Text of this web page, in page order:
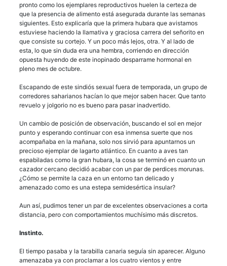
pronto como los ejemplares reproductivos huelen la certeza de
que la presencia de alimento está asegurada durante las semanas
siguientes. Esto explicaría que la primera hubara que avistamos
estuviese haciendo la llamativa y graciosa carrera del señorito en
que consiste su cortejo. Y un poco más lejos, otra. Y al lado de
esta, lo que sin duda era una hembra, corriendo en dirección
opuesta huyendo de este inopinado desparrame hormonal en
pleno mes de octubre.
Escapando de este sindiós sexual fuera de temporada, un grupo de
corredores saharianos hacían lo que mejor saben hacer. Que tanto
revuelo y jolgorio no es bueno para pasar inadvertido.
Un cambio de posición de observación, buscando el sol en mejor
punto y esperando continuar con esa inmensa suerte que nos
acompañaba en la mañana, solo nos sirvió para apuntarnos un
precioso ejemplar de lagarto atlántico. En cuanto a aves tan
espabiladas como la gran hubara, la cosa se terminó en cuanto un
cazador cercano decidió acabar con un par de perdices morunas.
¿Cómo se permite la caza en un entorno tan delicado y
amenazado como es una estepa semidesértica insular?
Aun así, pudimos tener un par de excelentes observaciones a corta
distancia, pero con comportamientos muchísimo más discretos.
Instinto.
El tiempo pasaba y la tarabilla canaria seguía sin aparecer. Alguno
amenazaba ya con proclamar a los cuatro vientos y entre